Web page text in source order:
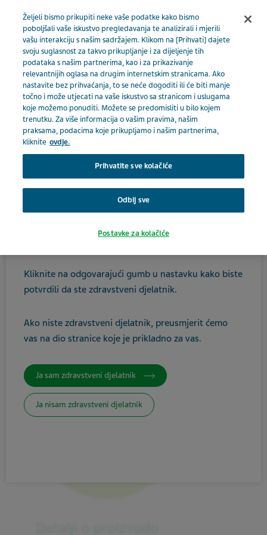
Jeste li zdravstveni
djelatnik?
Kliknite na odgovarajući gumb u nastavku kako biste
potvrdili da ste zdravstveni djelatnik.
Ako niste zdravstveni djelatnik, preusmjerit ćemo
vas na dio stranice koje je prikladno za vas.
Ja sam zdravstveni djelatnik
Ja nisam zdravstveni djelatnik
Bosna i Hercegovina Proizvodi
Katalog proizvoda
Zdravstveni djelatnik
Fingolimod Teva 0,50 mg
Fingolimod Teva 0,50 mg
Aktivni sastojak
Hospital
Željeli bismo prikupiti neke vaše podatke kako bismo
poboljšali vaše iskustvo pregledavanja te analizirali i mjerili
vašu interakciju s našim sadržajem. Klikom na [Prihvati] dajete
svoju suglasnost za takvo prikupljanje i za dijeljenje tih
podataka s našim partnerima, kao i za prikazivanje
relevantnijih oglasa na drugim internetskim stranicama. Ako
nastavite bez prihvaćanja, to se neće dogoditi ili će biti manje
točno i može utjecati na vaše iskustvo sa stranicom i uslugama
koje možemo ponuditi. Možete se predomisliti u bilo kojem
trenutku. Za više informacija o vašim pravima, našim
praksama, podacima koje prikupljamo i našim partnerima,
kliknite ovdje.
Prihvatite sve kolačiće
Odbij sve
Postavke za kolačiće